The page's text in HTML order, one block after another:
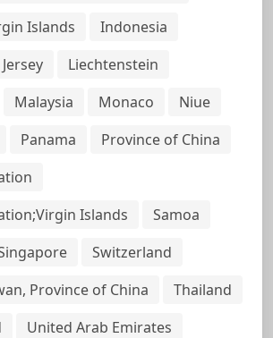
Islands
Indonesia
Jersey
Liechtenstein
Malaysia Monaco
Niue
Panama
Province of China
Islands
Samoa
Switzerland
Province of China
Thailand
United Arab Emirates